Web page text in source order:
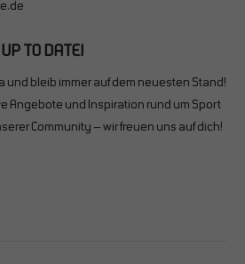
TO DATE!
und bleib immer auf dem neuesten Stand!
Angebote und Inspiration rund um Sport
Community – wir freuen uns auf dich!